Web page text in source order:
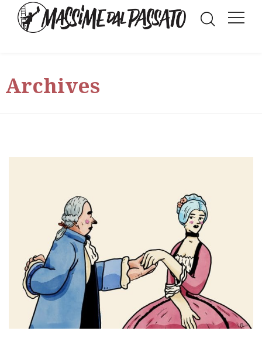
Archives